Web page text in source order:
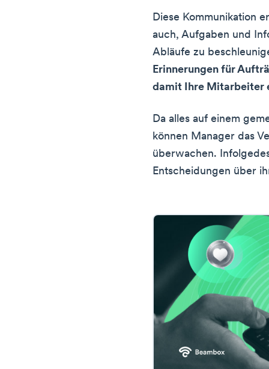
Diese Kommunikation
auch, Aufgaben und
Abläufe zu
Erinnerungen für
damit Ihre Mitarbeiter
Da alles auf einem
können Manager das
überwachen.
Entscheidungen über